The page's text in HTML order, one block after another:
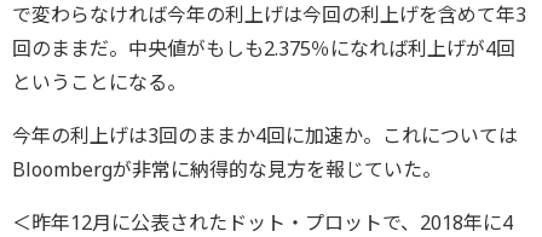
で変わらなければ今年の利上げは今回の利上げを含めて年3
回のままだ。中央値がもしも2.375％になれば利上げが4回
ということになる。
今年の利上げは3回のままか4回に加速か。これについては
Bloombergが非常に納得的な見方を報じていた。
＜昨年12月に公表されたドット・プロットで、2018年に4